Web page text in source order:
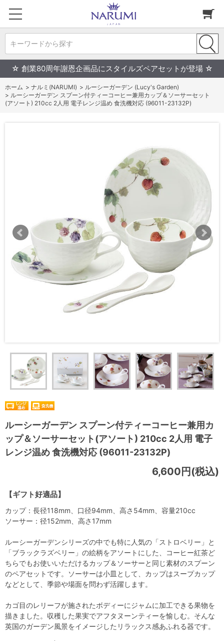
キーワードから探す
☆ 創業80周年謝恩企画品にスタイルズペアセットが登場 ☆
ホーム > ナルミ(NARUMI) > ルーシーガーデン (Lucy's Garden)
> ルーシーガーデン スプーン付ティーコーヒー兼用カップ＆ソーサーセット
(アソート) 210cc 2人用 電子レンジ温め 食洗機対応 (96011-23132P)
ルーシーガーデン スプーン付ティーコーヒー兼用カ
ップ＆ソーサーセット(アソート) 210cc 2人用 電子
レンジ温め 食洗機対応 (96011-23132P)
【ギフト好適品】
6,600円(税込)
カップ：長径118mm、口径94mm、高さ54mm、容量210cc
ソーサー：径152mm、高さ17mm
ルーシーガーデンシリーズの中でも特に人気の「ストロベリー」と
「ブラックラズベリー」の絵柄をアソートにした、コーヒー紅茶ど
ちらでもお使いいただけるカップ＆ソーサーと同じ素材のスプーン
のペアセットです。ソーサーは小皿として、カップはスープカップ
などとして、季節や場面を問わず活躍します。
カゴ目のレリーフが施されたボディーにジャムに加工できる果物を
描きました。収穫した果実でアフタヌーンティーを愉しむ。そんな
英国のガーデン風景をイメージしたリラックス感あふれる器です。